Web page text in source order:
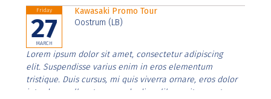
Friday
27
MARCH
Kawasaki Promo Tour
Oostrum (LB)
Lorem ipsum dolor sit amet, consectetur adipiscing
elit. Suspendisse varius enim in eros elementum
tristique. Duis cursus, mi quis viverra ornare, eros dolor
interdum nulla, ut commodo diam libero vitae erat.